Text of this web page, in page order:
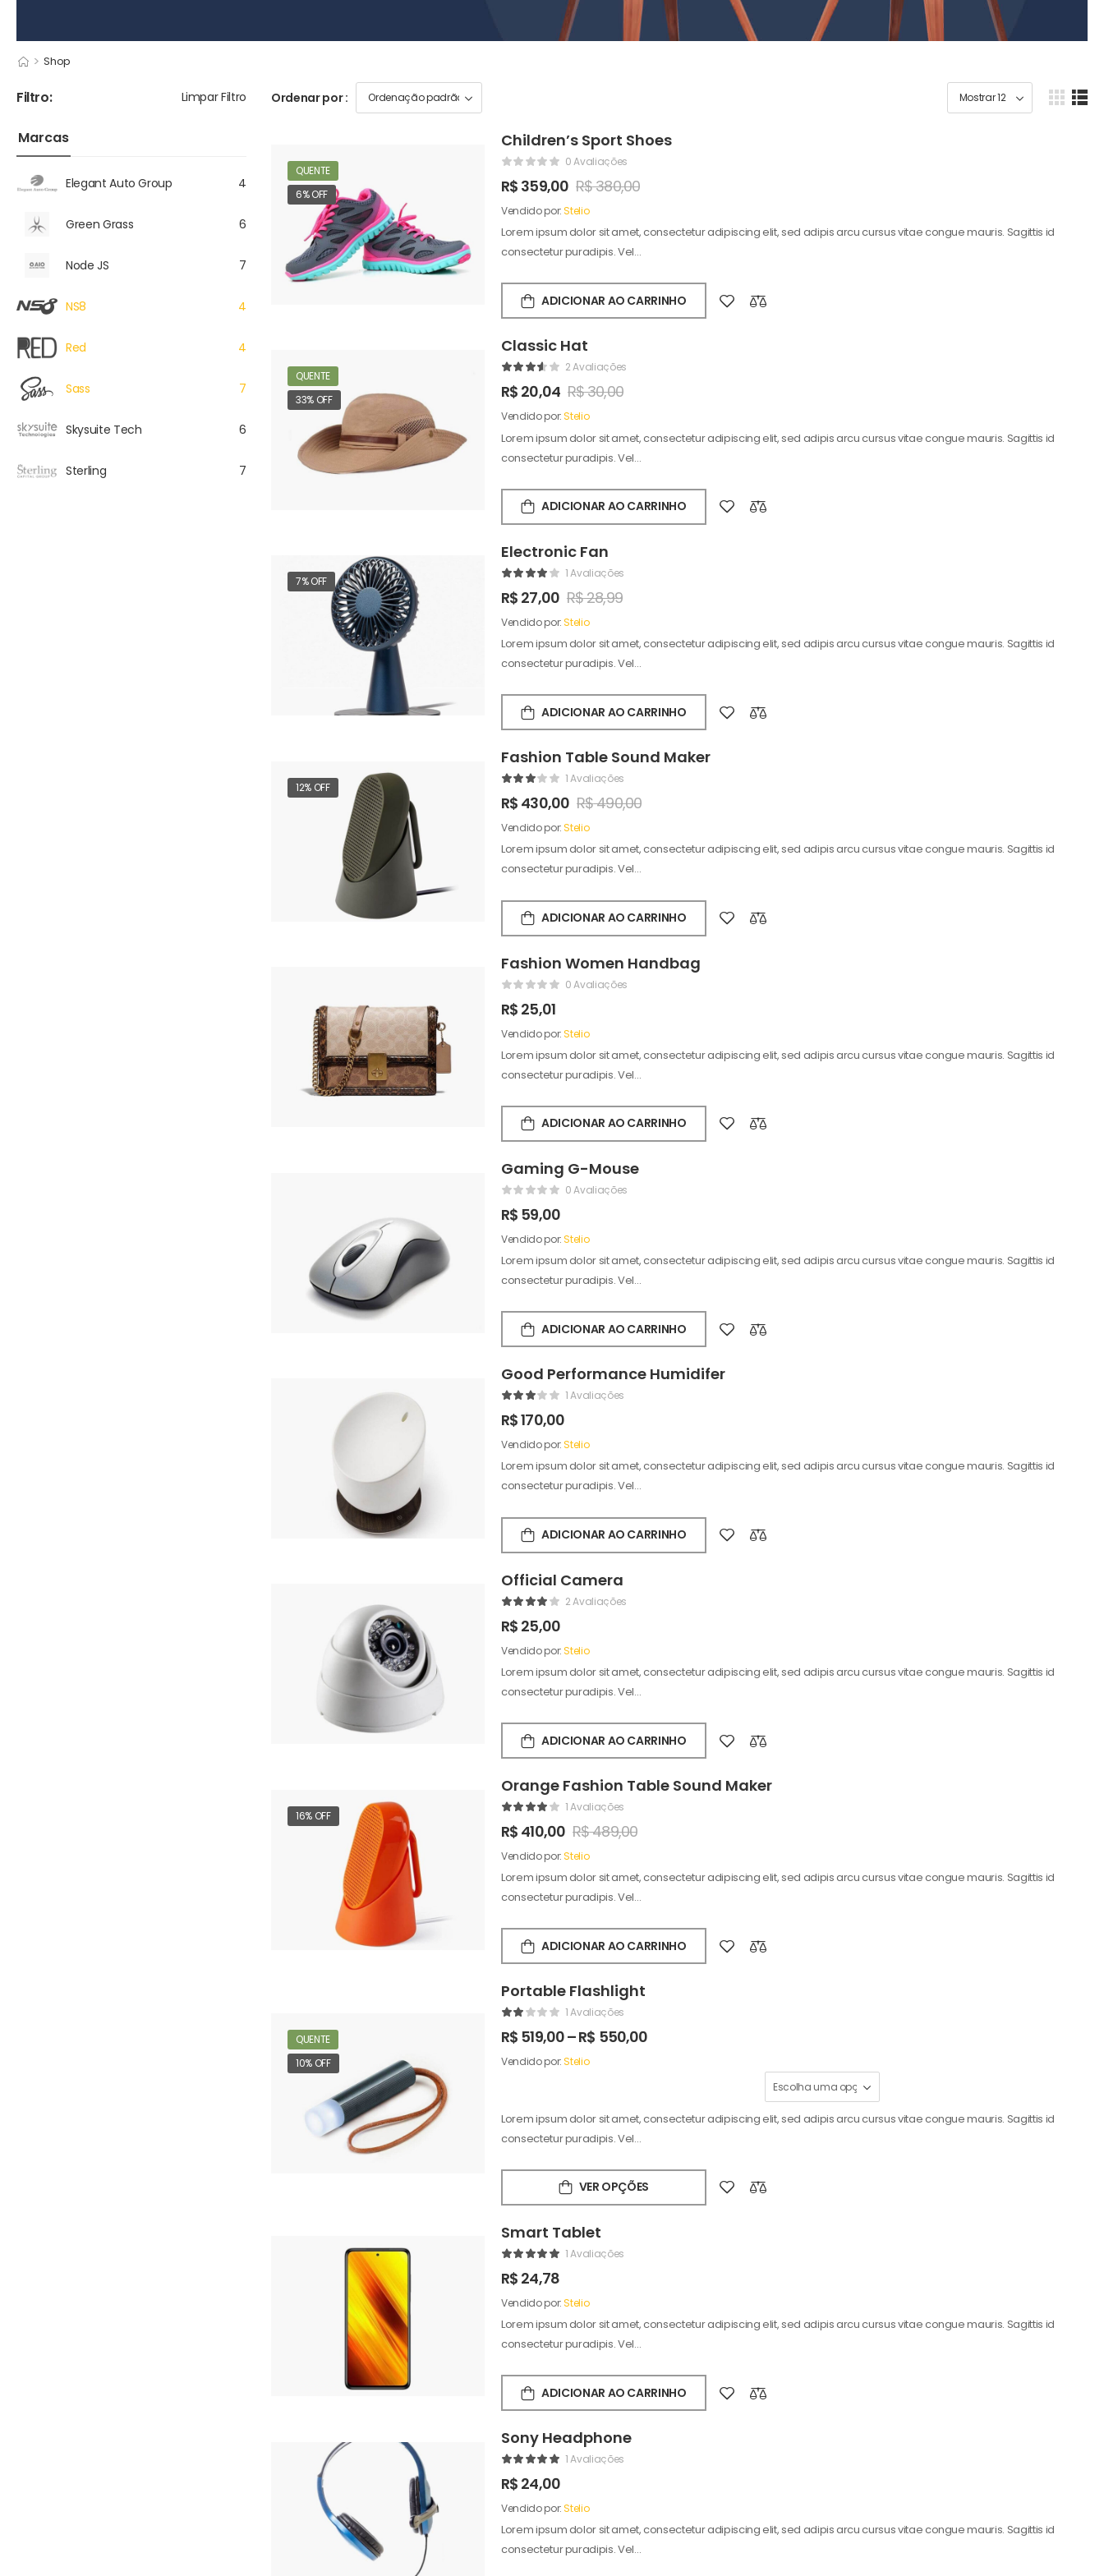
> Shop
Filtro: Limpar Filtro
Marcas
Elegant Auto Group 4
Green Grass 6
Node JS 7
NS8 4
Red 4
Sass 7
Skysuite Tech 6
Sterling 7
Ordenar por :
QUENTE
6% OFF
Children’s Sport Shoes
0 Avaliações
R$ 359,00 R$380,00
Vendido por:Stelio
Lorem ipsum dolor sit amet, consectetur adipiscing elit, sed adipis arcu cursus vitae congue mauris. Sagittis id
consectetur puradipis. Vel…
ADICIONAR AO CARRINHO
QUENTE
33% OFF
Classic Hat
2 Avaliações
R$ 20,04 R$30,00
Vendido por:Stelio
Lorem ipsum dolor sit amet, consectetur adipiscing elit, sed adipis arcu cursus vitae congue mauris. Sagittis id
consectetur puradipis. Vel…
ADICIONAR AO CARRINHO
7% OFF
Electronic Fan
1 Avaliações
R$ 27,00 R$28,99
Vendido por:Stelio
Lorem ipsum dolor sit amet, consectetur adipiscing elit, sed adipis arcu cursus vitae congue mauris. Sagittis id
consectetur puradipis. Vel…
ADICIONAR AO CARRINHO
12% OFF
Fashion Table Sound Maker
1 Avaliações
R$ 430,00 R$490,00
Vendido por:Stelio
Lorem ipsum dolor sit amet, consectetur adipiscing elit, sed adipis arcu cursus vitae congue mauris. Sagittis id
consectetur puradipis. Vel…
ADICIONAR AO CARRINHO
Fashion Women Handbag
0 Avaliações
R$ 25,01
Vendido por:Stelio
Lorem ipsum dolor sit amet, consectetur adipiscing elit, sed adipis arcu cursus vitae congue mauris. Sagittis id
consectetur puradipis. Vel…
ADICIONAR AO CARRINHO
Gaming G-Mouse
0 Avaliações
R$ 59,00
Vendido por:Stelio
Lorem ipsum dolor sit amet, consectetur adipiscing elit, sed adipis arcu cursus vitae congue mauris. Sagittis id
consectetur puradipis. Vel…
ADICIONAR AO CARRINHO
Good Performance Humidifer
1 Avaliações
R$170,00
Vendido por:Stelio
Lorem ipsum dolor sit amet, consectetur adipiscing elit, sed adipis arcu cursus vitae congue mauris. Sagittis id
consectetur puradipis. Vel…
ADICIONAR AO CARRINHO
Official Camera
2 Avaliações
R$ 25,00
Vendido por:Stelio
Lorem ipsum dolor sit amet, consectetur adipiscing elit, sed adipis arcu cursus vitae congue mauris. Sagittis id
consectetur puradipis. Vel…
ADICIONAR AO CARRINHO
16% OFF
Orange Fashion Table Sound Maker
1 Avaliações
R$ 410,00 R$489,00
Vendido por:Stelio
Lorem ipsum dolor sit amet, consectetur adipiscing elit, sed adipis arcu cursus vitae congue mauris. Sagittis id
consectetur puradipis. Vel…
ADICIONAR AO CARRINHO
QUENTE
10% OFF
Portable Flashlight
1 Avaliações
R$ 519,00–R$ 550,00
Vendido por:Stelio
Lorem ipsum dolor sit amet, consectetur adipiscing elit, sed adipis arcu cursus vitae congue mauris. Sagittis id
consectetur puradipis. Vel…
VER OPÇÕES
Smart Tablet
1 Avaliações
R$ 24,78
Vendido por:Stelio
Lorem ipsum dolor sit amet, consectetur adipiscing elit, sed adipis arcu cursus vitae congue mauris. Sagittis id
consectetur puradipis. Vel…
ADICIONAR AO CARRINHO
Sony Headphone
1 Avaliações
R$ 24,00
Vendido por:Stelio
Lorem ipsum dolor sit amet, consectetur adipiscing elit, sed adipis arcu cursus vitae congue mauris. Sagittis id
consectetur puradipis. Vel…